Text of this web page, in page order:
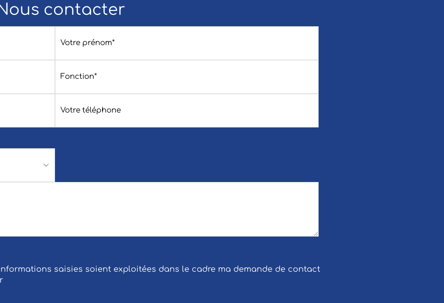
contacter
saisies soient exploitées dans le cadre ma demande de contact